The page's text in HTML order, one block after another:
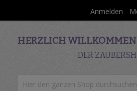
Anmelden
HERZLICH
DER